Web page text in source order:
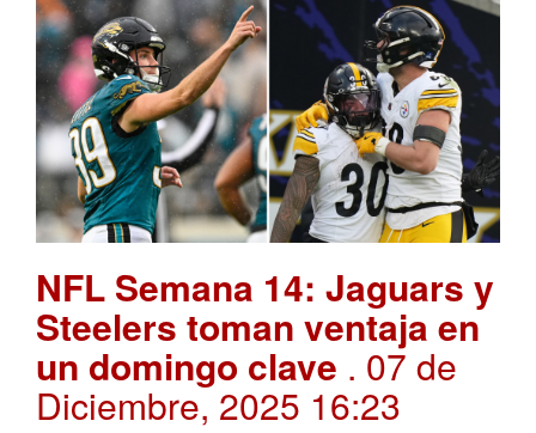
NFL Semana 14: Jaguars y
Steelers toman ventaja en
un domingo clave . 07 de
Diciembre, 2025 16:23